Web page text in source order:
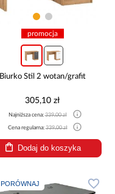
promocja
Biurko Stil 2 wotan/grafit
305,10 zł
Najniższa cena:339,00 zł
Cena regularna:339,00 zł
Dodaj do koszyka
PORÓWNAJ